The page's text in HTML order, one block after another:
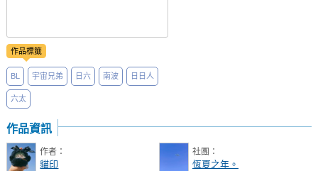
作品標籤
BL 宇宙兄弟 日六 南波 日日人
六太
作品資訊
作者：
貓印
社團：
恆夏之年。